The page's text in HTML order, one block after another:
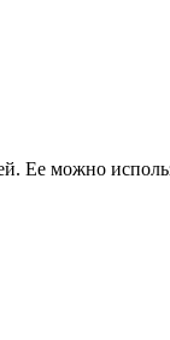
Ее можно